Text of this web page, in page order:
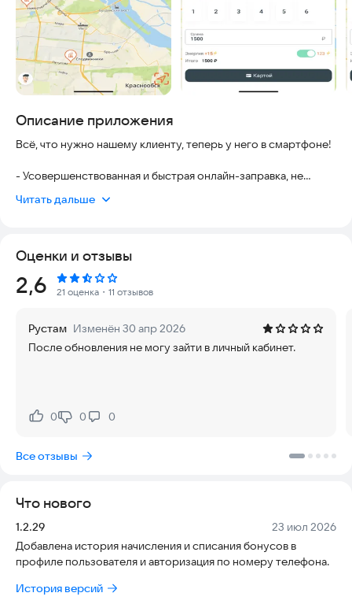
Описание приложения
Всё, что нужно нашему клиенту, теперь у него в смартфоне!
- Усовершенствованная и быстрая онлайн-заправка, не
- Бонусная система
личном кабинете
- История покупок
- Возможность найти ближайшую АЗС Энергия на карте
- Цены и ассортимент нефтепродуктов на каждой АЗС
оплате топлива на кассе АЗС
- Новости и акционные предложения в новостном разделе
скачивать приложение! Чтобы заправиться онлайн, просто
приложите смартфон к метке на пистолете и приложение
положительный опыт! Если у вас есть пожелания, вопросы,
обращайтесь по номеру горячей линии 8-983-000-10-93.
До встречи на Энергии!
Читать дальше
Оценки и отзывы
Рейтинг:
2,6 21 оценка ・11 отзывов
Рустам Изменён 30 апр 2026
После обновления не могу зайти в личный кабинет.
Нравится:
0Не нравится:
0 0
Все отзывы
Что нового
Версия:
1.2.29 Дата:
23 июл 2026
Добавлена история начисления и списания бонусов в
профиле пользователя и авторизация по номеру телефона.
История версий